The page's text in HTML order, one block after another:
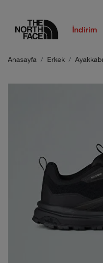
logoİndirim
Anasayfa Erkek Ayakkabı